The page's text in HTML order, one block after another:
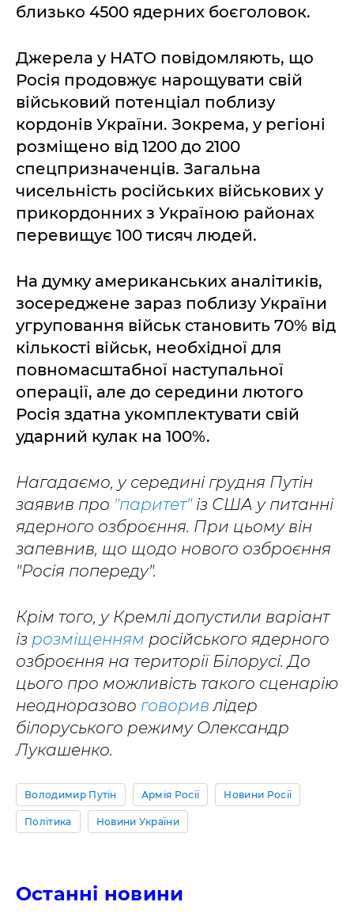
близько 4500 ядерних боєголовок.
Джерела у НАТО повідомляють, що
Росія продовжує нарощувати свій
військовий потенціал поблизу
кордонів України. Зокрема, у регіоні
розміщено від 1200 до 2100
спецпризначенців. Загальна
чисельність російських військових у
прикордонних з Україною районах
перевищує 100 тисяч людей.
На думку американських аналітиків,
зосереджене зараз поблизу України
угруповання військ становить 70% від
кількості військ, необхідної для
повномасштабної наступальної
операції, але до середини лютого
Росія здатна укомплектувати свій
ударний кулак на 100%.
Нагадаємо, у середині грудня Путін
заявив про "паритет" із США у питанні
ядерного озброєння. При цьому він
запевнив, що щодо нового озброєння
"Росія попереду".
Крім того, у Кремлі допустили варіант
із розміщенням російського ядерного
озброєння на території Білорусі. До
цього про можливість такого сценарію
неодноразово говоривлідер
білоруського режиму Олександр
Лукашенко.
Володимир Путін Армія Росії Новини Росії
Політика Новини України
Останні новини